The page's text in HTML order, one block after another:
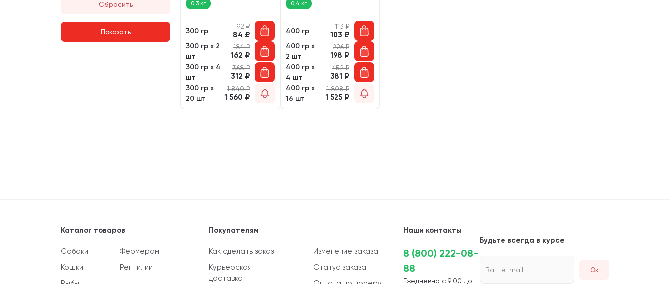
Сбросить 0,3 кг
300 гр
92₽
84 ₽
300 гр х 2
шт
184₽
162 ₽
300 гр х 4
шт
368₽
312 ₽
300 гр х
20 шт
1 840₽
1 560 ₽
0,4 кг
400 гр
113₽
103 ₽
400 гр х
2 шт
226₽
198 ₽
400 гр х
4 шт
452₽
381 ₽
400 гр х
16 шт
1 808₽
1 525 ₽
Каталог товаров
Собаки
Кошки
Фермерам
Рептилии
Покупателям
Как сделать заказ
Курьерская
доставка
Изменение заказа
Статус заказа
Наши контакты
8 (800) 222-08-
88
Ежедневно с 9:00 до
Будьте всегда в курсе
Ваш e-mail